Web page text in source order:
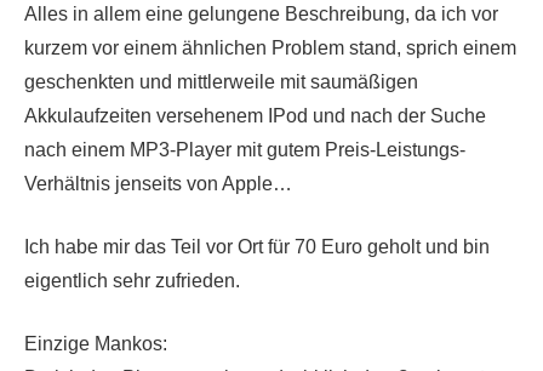
Alles in allem eine gelungene Beschreibung, da ich vor
kurzem vor einem ähnlichen Problem stand, sprich einem
geschenkten und mittlerweile mit saumäßigen
Akkulaufzeiten versehenem IPod und nach der Suche
nach einem MP3-Player mit gutem Preis-Leistungs-
Verhältnis jenseits von Apple…
Ich habe mir das Teil vor Ort für 70 Euro geholt und bin
eigentlich sehr zufrieden.
Einzige Mankos: